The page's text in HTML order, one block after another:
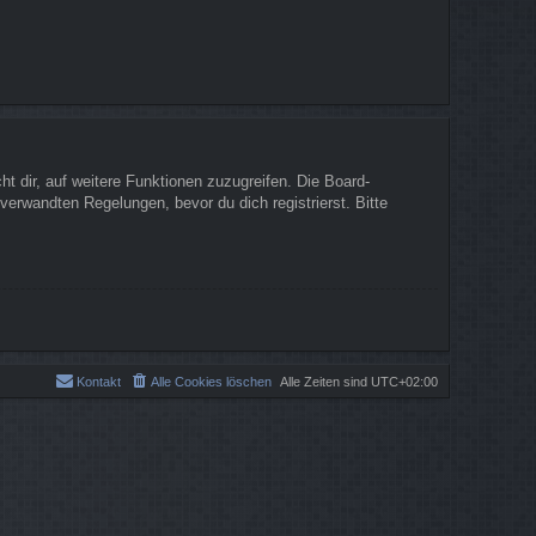
dir, auf weitere Funktionen zuzugreifen. Die Board-
Regelungen, bevor du dich registrierst. Bitte
Alle Zeiten sind UTC+02:00
Alle Cookies löschen
Kontakt